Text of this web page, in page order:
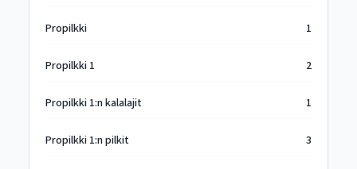
Propilkki 1
Propilkki 1 2
Propilkki 1:n kalalajit 1
Propilkki 1:n pilkit 3